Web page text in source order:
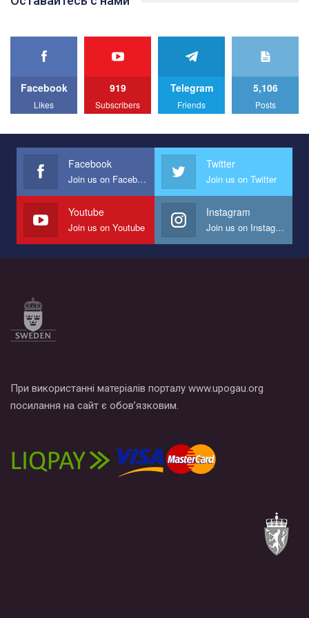
Facebook
Likes
919
Subscribers
Telegram
Friends
5,106
Posts
Facebook
Join us on Facebook
Twitter
Join us on Twitter
Youtube
Join us on Youtube
Instagram
Join us on Instagram
При використанні матеріалів порталу www.upogau.org
посилання на сайт є обов’язковим.